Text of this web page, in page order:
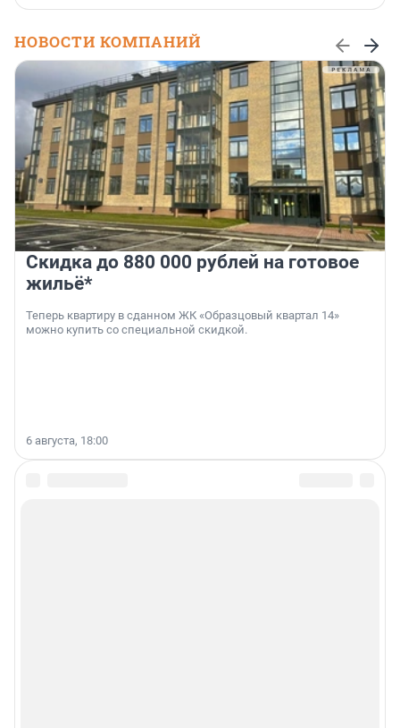
НОВОСТИ КОМПАНИЙ
Скидка до 880 000 рублей на готовое
жильё*
Теперь квартиру в сданном ЖК «Образцовый квартал 14»
можно купить со специальной скидкой.
6 августа, 18:00